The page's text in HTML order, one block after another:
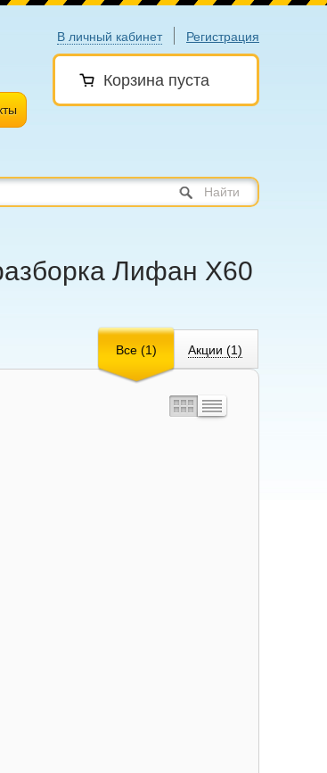
В личный кабинет Регистрация
Корзина пуста
Найти
Лифан X60
Все (1) Акции (1)